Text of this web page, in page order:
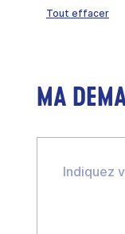
Tout effacer
MA